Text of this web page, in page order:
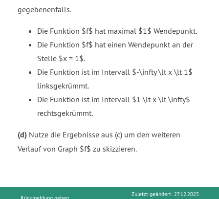
gegebenenfalls.
Die Funktion $f$ hat maximal $1$ Wendepunkt.
Die Funktion $f$ hat einen Wendepunkt an der
Stelle $x = 1$.
Die Funktion ist im Intervall $-\infty \lt x \lt 1$
linksgekrümmt.
Die Funktion ist im Intervall $1 \lt x \lt \infty$
rechtsgekrümmt.
(d) Nutze die Ergebnisse aus (c) um den weiteren
Verlauf von Graph $f$ zu skizzieren.
Zuletzt geändert: 27.12.2025